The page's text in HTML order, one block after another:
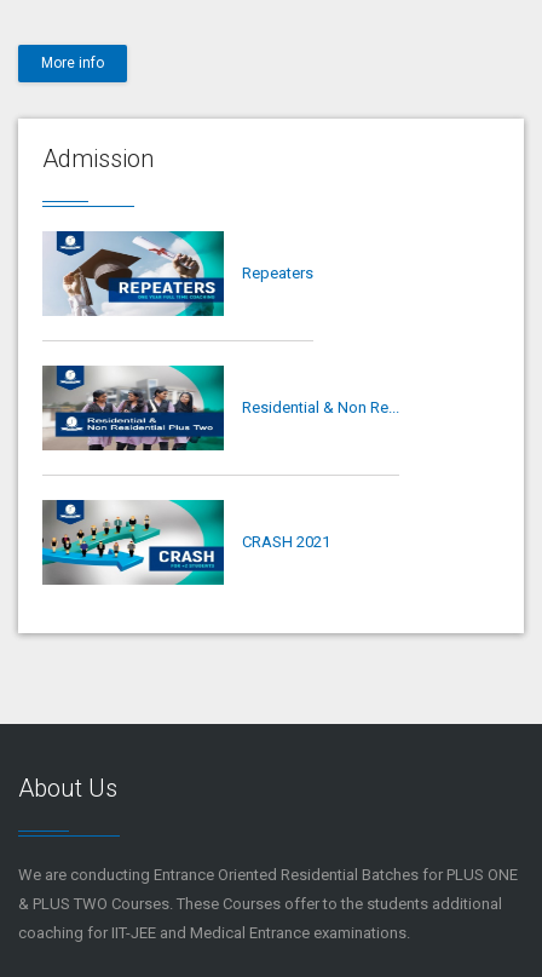
More info
Admission
Repeaters
Residential & Non Re...
CRASH 2021
About Us
We are conducting Entrance Oriented Residential Batches for PLUS ONE
& PLUS TWO Courses. These Courses offer to the students additional
coaching for IIT-JEE and Medical Entrance examinations.